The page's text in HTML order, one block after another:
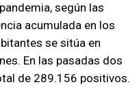
según las
acumulada en los
se sitúa en
En las pasadas dos
de 289.156 positivos.